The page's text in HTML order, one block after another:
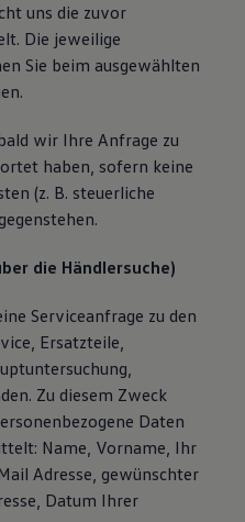
uns die zuvor
Die jeweilige
Sie beim ausgewählten
wir Ihre Anfrage zu
haben, sofern keine
(z. B. steuerliche
die Händlersuche)
Serviceanfrage zu den
Ersatzteile,
Zu diesem Zweck
Daten
Name, Vorname, Ihr
Adresse, gewünschter
Datum Ihrer